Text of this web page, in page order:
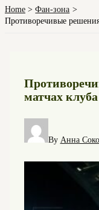
Home
Фан-зона
Противоречивые
матчах
By Анна